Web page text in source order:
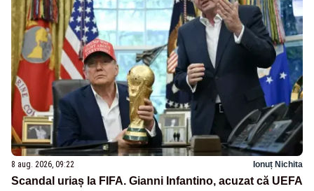
8 aug. 2026, 09:22 Ionuț Nichita
Scandal uriaș la FIFA. Gianni Infantino, acuzat că UEFA